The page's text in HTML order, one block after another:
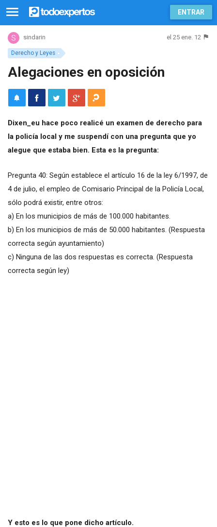
ENTRAR
Derecho y Leyes
sindarin el 25 ene. 12
Alegaciones en oposición
Dixen_eu hace poco realicé un examen de derecho para
la policía local y me suspendí con una pregunta que yo
alegue que estaba bien. Esta es la pregunta:
Pregunta 40: Según establece el artículo 16 de la ley 6/1997, de
4 de julio, el empleo de Comisario Principal de la Policía Local,
sólo podrá existir, entre otros:
a) En los municipios de más de 100.000 habitantes.
b) En los municipios de más de 50.000 habitantes. (Respuesta
correcta según ayuntamiento)
c) Ninguna de las dos respuestas es correcta. (Respuesta
correcta según ley)
Y esto es lo que pone dicho artículo.